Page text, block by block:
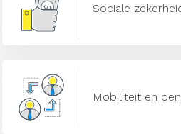
Sociale
Mobiliteit en